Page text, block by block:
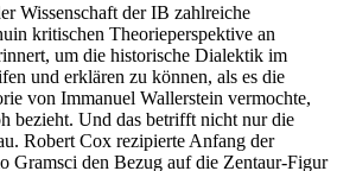
Wissenschaft der IB zahlreiche
kritischen Theorieperspektive an
um die historische Dialektik im
und erklären zu können, als es die
von Immanuel Wallerstein vermochte,
bezieht. Und das betrifft nicht nur die
Robert Cox rezipierte Anfang der
Gramsci den Bezug auf die Zentaur-Figur